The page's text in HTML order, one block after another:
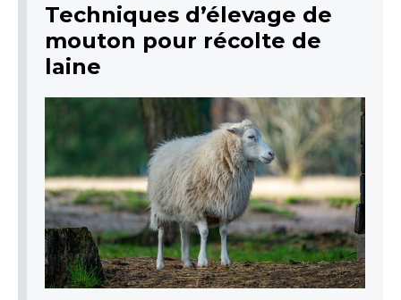
Techniques d’élevage de
mouton pour récolte de
laine